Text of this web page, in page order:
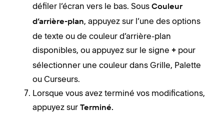
défiler l’écran vers le bas. Sous Couleur
d’arrière-plan, appuyez sur l’une des options
de texte ou de couleur d’arrière-plan
disponibles, ou appuyez sur le signe + pour
sélectionner une couleur dans Grille, Palette
ou Curseurs.
Lorsque vous avez terminé vos modifications,
appuyez sur Terminé.